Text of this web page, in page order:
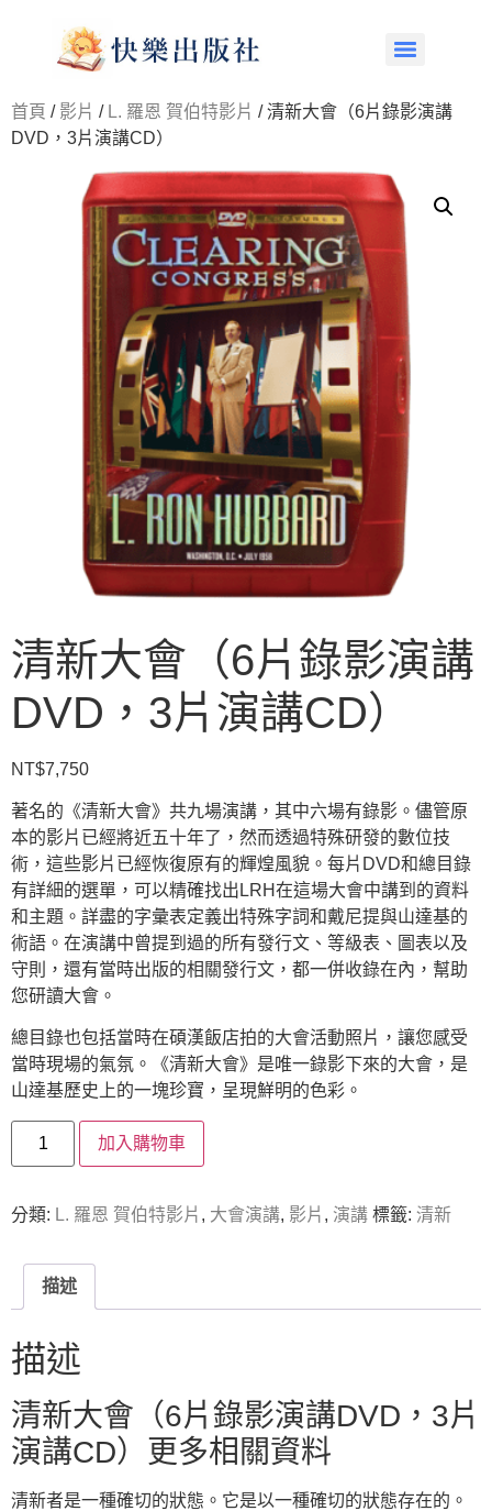
首頁 / 影片 / L. 羅恩 賀伯特影片 / 清新大會（6片錄影演講
DVD，3片演講CD）
清新大會（6片錄影演講
DVD，3片演講CD）
NT$7,750
著名的《清新大會》共九場演講，其中六場有錄影。儘管原
本的影片已經將近五十年了，然而透過特殊研發的數位技
術，這些影片已經恢復原有的輝煌風貌。每片DVD和總目錄
有詳細的選單，可以精確找出LRH在這場大會中講到的資料
和主題。詳盡的字彙表定義出特殊字詞和戴尼提與山達基的
術語。在演講中曾提到過的所有發行文、等級表、圖表以及
守則，還有當時出版的相關發行文，都一併收錄在內，幫助
您研讀大會。
總目錄也包括當時在碩漢飯店拍的大會活動照片，讓您感受
當時現場的氣氛。《清新大會》是唯一錄影下來的大會，是
山達基歷史上的一塊珍寶，呈現鮮明的色彩。
加入購物車
分類: L. 羅恩 賀伯特影片 , 大會演講, 影片 , 演講 標籤: 清新
描述
描述
清新大會（6片錄影演講DVD，3片
演講CD）更多相關資料
清新者是一種確切的狀態。 它是以一種確切的狀態存在的。